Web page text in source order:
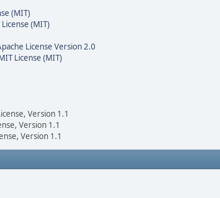
(MIT)
(MIT)
License Version 2.0
License (MIT)
Version 1.1
Version 1.1
Version 1.1